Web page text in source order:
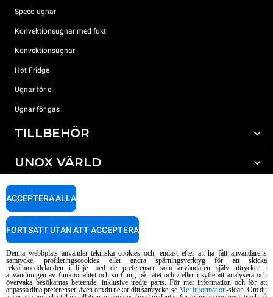
Speed-ugnar
Konvektionsugnar med fukt
Konvektionsugnar
Hot Fridge
Ugnar för el
Ugnar för gas
TILLBEHÖR
Alla tillbehör
Rengöringsmedel för mauell rengöring
Vattenbehandling med omvänd osmosisk
UNOX VÄRLD
Våra kontor runt om i världen
SUPPORT
HITTA SERVICECENTER
Copyright 2026 UNOX S.p.A. Alla rättigheter förbehållna. Reg. Imp. Padova n
AI Content Disclaimer Privacy policy Cookie policy
Denna webbplats använder tekniska cookies och, endast efter att ha fått användarens
samtycke, profileringscookies eller andra spårningsverktyg för att skicka
reklammeddelanden i linje med de preferenser som användaren själv uttrycker i
användningen av funktionalitet och surfning på nätet och / eller i syfte att analysera och
övervaka besökarnas beteende, inklusive tredje parts. För mer information och för att
anpassa dina preferenser, även om du nekar ditt samtycke, se Mer information-sidan. Om du
ACCEPTERA ALLA
FORTSÄTT UTAN ATT ACCEPTERA